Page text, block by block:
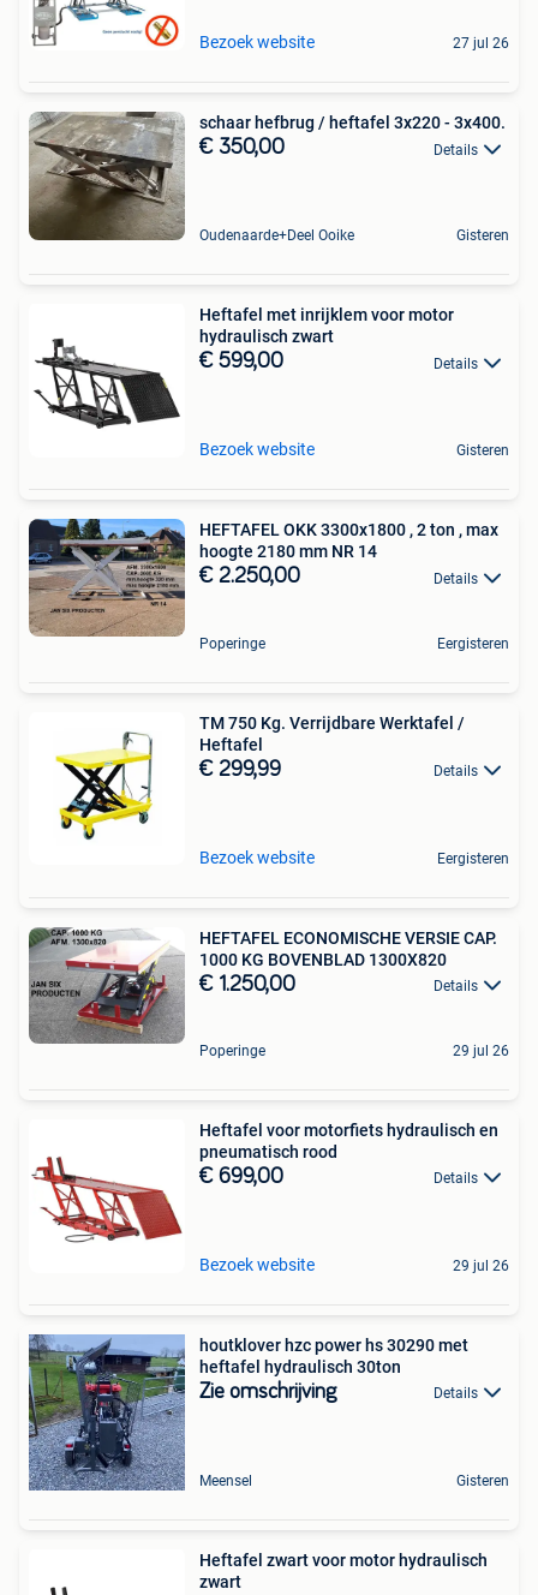
Bezoek website 27 jul 26
schaar hefbrug / heftafel 3x220 - 3x400.
€ 350,00 Details
Oudenaarde+Deel Ooike Gisteren
Heftafel met inrijklem voor motor
hydraulisch zwart
€ 599,00 Details
Bezoek website Gisteren
HEFTAFEL OKK 3300x1800 , 2 ton , max
hoogte 2180 mm NR 14
€ 2.250,00 Details
Poperinge Eergisteren
TM 750 Kg. Verrijdbare Werktafel /
Heftafel
€ 299,99 Details
Bezoek website Eergisteren
HEFTAFEL ECONOMISCHE VERSIE CAP.
1000 KG BOVENBLAD 1300X820
€ 1.250,00 Details
Poperinge 29 jul 26
Heftafel voor motorfiets hydraulisch en
pneumatisch rood
€ 699,00 Details
Bezoek website 29 jul 26
houtklover hzc power hs 30290 met
heftafel hydraulisch 30ton
Zie omschrijving Details
Meensel Gisteren
Heftafel zwart voor motor hydraulisch
zwart